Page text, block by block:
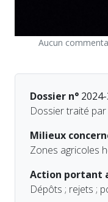
Aucun
Dossier n°
Dossier traité
Milieux
Zones agricoles
Action portant
Dépôts ; rejets ;